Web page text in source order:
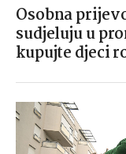
Osobna
sudjeluju u
kupujte djeci